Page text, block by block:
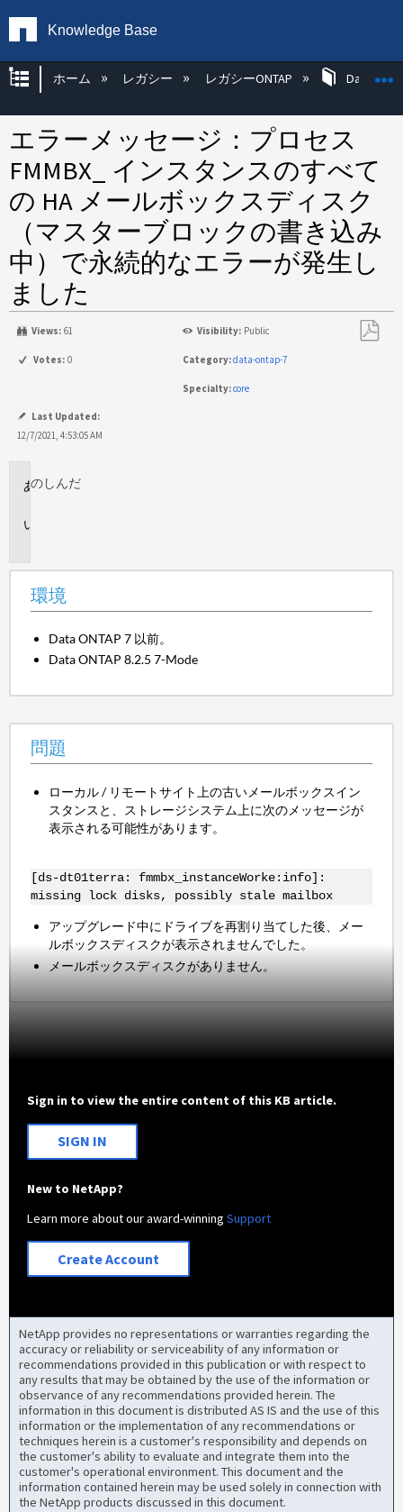
Knowledge Base
グローバル階層を展開/折りたたむ
ホーム レガシー レガシーONTAP Data
エラーメッセージ：プロセス
FMMBX_ インスタンスのすべて
の HA メールボックスディスク
（マスターブロックの書き込み
中）で永続的なエラーが発生し
ました
Views: 61 Visibility: Public
Votes: 0 Category:data-ontap-7
Specialty:core
Last Updated:
12/7/2021, 4:53:05 AM
環
のしんだ
環境
Data ONTAP 7 以前。
Data ONTAP 8.2.5 7-Mode
問題
ローカル / リモートサイト上の古いメールボックスイン
スタンスと、ストレージシステム上に次のメッセージが
表示される可能性があります。
[ds-dt01terra: fmmbx_instanceWorke:info]:
missing lock disks, possibly stale mailbox
アップグレード中にドライブを再割り当てした後、メー
ルボックスディスクが表示されませんでした。
メールボックスディスクがありません。
Sign in to view the entire content of this KB article.
SIGN IN
New to NetApp?
Learn more about our award-winningSupport
Create Account
NetApp provides no representations or warranties regarding the
accuracy or reliability or serviceability of any information or
recommendations provided in this publication or with respect to
any results that may be obtained by the use of the information or
observance of any recommendations provided herein. The
information in this document is distributed AS IS and the use of this
information or the implementation of any recommendations or
techniques herein is a customer's responsibility and depends on
the customer's ability to evaluate and integrate them into the
customer's operational environment. This document and the
information contained herein may be used solely in connection with
the NetApp products discussed in this document.